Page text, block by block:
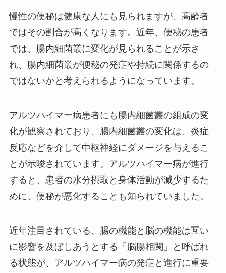
慢性の便秘は健康な人にも見られますが、高齢者
ではその割合が高くなります。近年、便秘の患者
では、腸内細菌叢に変化が見られることが示さ
れ、腸内細菌叢が便秘の発症や持続に関係するの
ではないかと考えられるようになっています。
アルツハイマー病患者にも腸内細菌叢の組成の変
化が観察されており、腸内細菌叢の変化は、炎症
反応などを介して中枢神経にダメージを与えるこ
とが示唆されています。アルツハイマー病が進行
すると、患者の水分摂取と身体活動が減少するた
めに、便秘が悪化することも知られていました。
近年注目されている、腸の機能と脳の機能は互い
に影響を及ぼしあうとする「脳腸相関」と呼ばれ
る状態が、アルツハイマー病の発症と進行に重要